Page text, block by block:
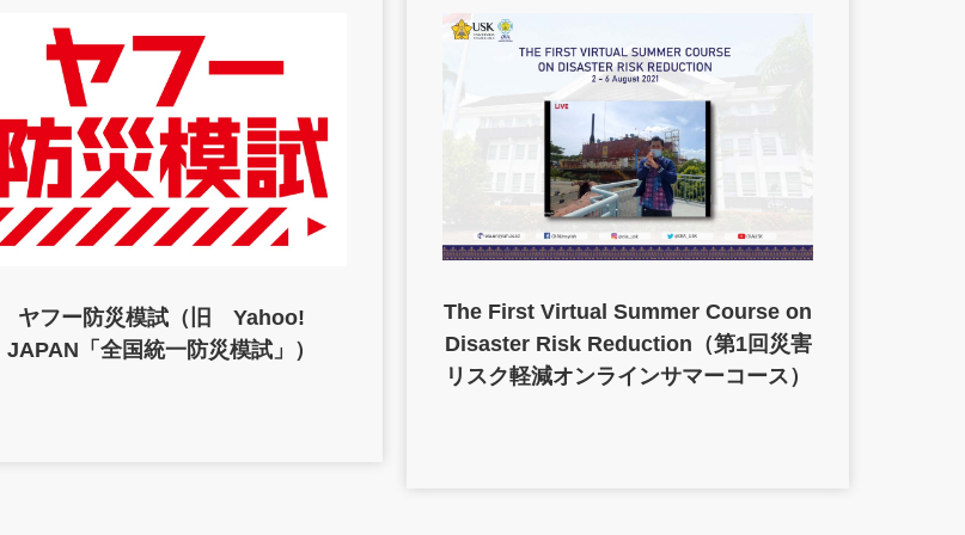
ヤフー防災模試（旧 Yahoo!
JAPAN「全国統一防災模試」）
The First Virtual Summer Course on
Disaster Risk Reduction（第1回災害
リスク軽減オンラインサマーコース）